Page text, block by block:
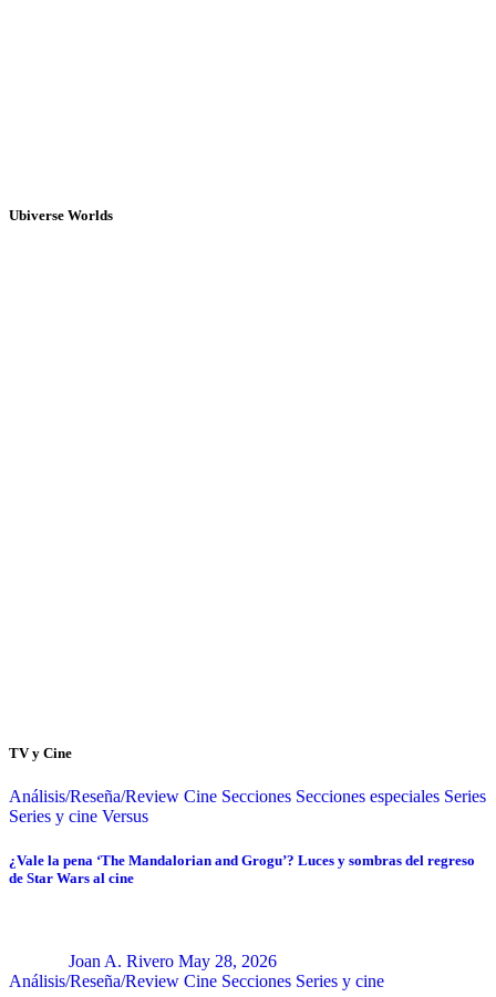
Ubiverse Worlds
TV y Cine
Análisis/Reseña/Review Cine Secciones Secciones especiales Series
Series y cine Versus
¿Vale la pena ‘The Mandalorian and Grogu’? Luces y sombras del regreso
de Star Wars al cine
Joan A. Rivero May 28, 2026
Análisis/Reseña/Review Cine Secciones Series y cine